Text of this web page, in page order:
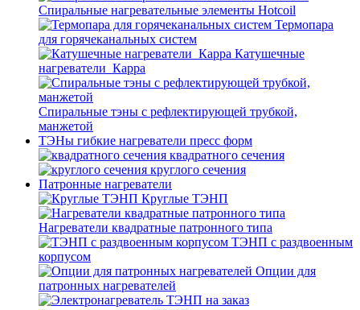
Спиральные нагревательные элементы Hotcoil
Термопара
для горячеканальных систем
Катушечные
нагреватели_Карра
Спиральные тэны с рефлектирующей трубкой,
манжетой
ТЭНы гибкие нагреватели пресс форм
квадратного сечения
круглого сечения
Патронные нагреватели
Круглые ТЭНП
Нагреватели квадратные патронного типа
ТЭНП с раздвоенным
корпусом
Опции для
патронных нагревателей